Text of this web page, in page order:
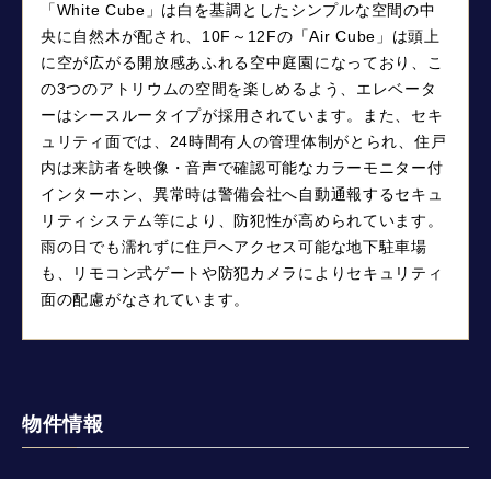
「White Cube」は白を基調としたシンプルな空間の中
央に自然木が配され、10F～12Fの「Air Cube」は頭上
に空が広がる開放感あふれる空中庭園になっており、こ
の3つのアトリウムの空間を楽しめるよう、エレベータ
ーはシースルータイプが採用されています。また、セキ
ュリティ面では、24時間有人の管理体制がとられ、住戸
内は来訪者を映像・音声で確認可能なカラーモニター付
インターホン、異常時は警備会社へ自動通報するセキュ
リティシステム等により、防犯性が高められています。
雨の日でも濡れずに住戸へアクセス可能な地下駐車場
も、リモコン式ゲートや防犯カメラによりセキュリティ
面の配慮がなされています。
物件情報